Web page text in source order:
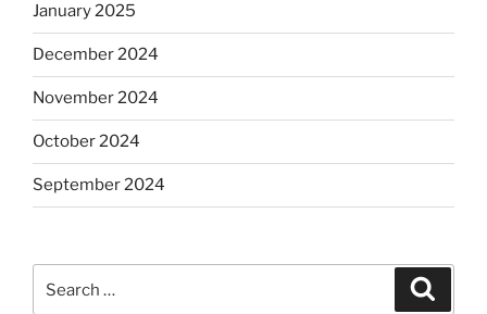
January 2025
December 2024
November 2024
October 2024
September 2024
for: